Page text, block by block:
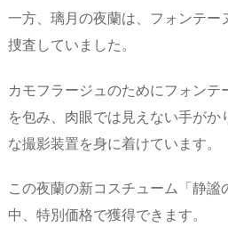
一方、璃月の夜蘭は、フォンテー
捜査していました。
カモフラージュのためにフォン
を包み、肉眼では見えない手が
な撮影装置を身に着けています。
この夜蘭の新コスチューム「静謐
中、特別価格で獲得できます。